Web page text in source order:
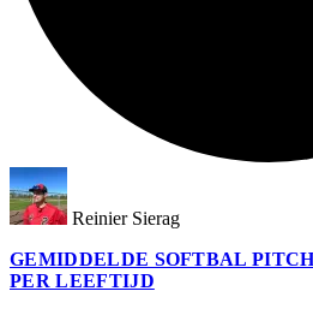
Reinier Sierag
GEMIDDELDE SOFTBAL
PER LEEFTIJD